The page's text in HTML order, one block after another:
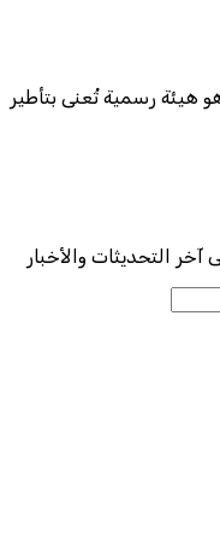
هيئة رسمية تُعنى بتأطير
التحديثات والأخبار